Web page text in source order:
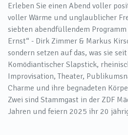
Erleben Sie einen Abend voller
voller Wärme und unglaublicher
siebten abendfüllendem
Ernst“ - Dirk Zimmer & Markus
sondern setzen auf das, was sie
Komödiantischer Slapstick,
Improvisation, Theater,
Charme und ihre begnadeten
Zwei sind Stammgast in der ZDF
Jahren und feiern 2025 ihr 20